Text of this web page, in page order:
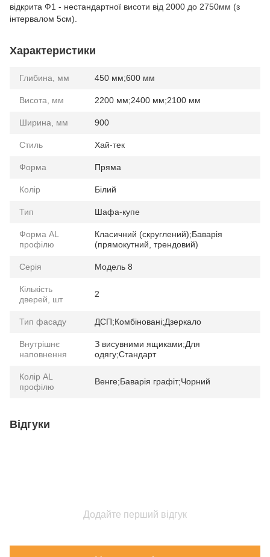
відкрита Ф1 - нестандартної висоти від 2000 до 2750мм (з
інтервалом 5см).
Характеристики
Глибина, мм 450 мм;600 мм
Висота, мм 2200 мм;2400 мм;2100 мм
Ширина, мм 900
Стиль Хай-тек
Форма Пряма
Колір Білий
Тип Шафа-купе
Форма AL
профілю
Класичний (скруглений);Баварія
(прямокутний, трендовий)
Серія Модель 8
Кількість
дверей, шт
2
Тип фасаду ДСП;Комбіновані;Дзеркало
Внутрішнє
наповнення
З висувними ящиками;Для
одягу;Стандарт
Колір AL
профілю
Венге;Баварія графіт;Чорний
Відгуки
Додайте перший відгук